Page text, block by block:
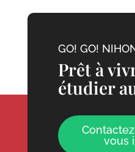
GO! GO!
Prêt à
étudier
vous